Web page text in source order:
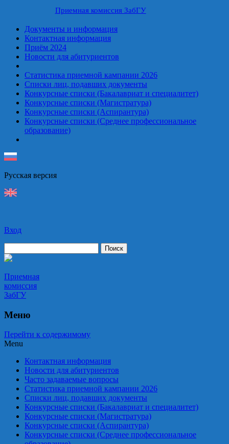
Приемная комиссия ЗабГУ
Документы и информация
Контактная информация
Приём 2024
Новости для абитуриентов
Статистика приемной кампании 2026
Списки лиц, подавших документы
Конкурсные списки (Бакалавриат и специалитет)
Конкурсные списки (Магистратура)
Конкурсные списки (Аспирантура)
Конкурсные списки (Среднее профессиональное
образование)
Русская верcия
Вход
Приемная комиссия ЗабГУ
Приемная
комиссия
ЗабГУ
Меню
Перейти к содержимому
Menu
Контактная информация
Новости для абитуриентов
Часто задаваемые вопросы
Статистика приемной кампании 2026
Списки лиц, подавших документы
Конкурсные списки (Бакалавриат и специалитет)
Конкурсные списки (Магистратура)
Конкурсные списки (Аспирантура)
Конкурсные списки (Среднее профессиональное